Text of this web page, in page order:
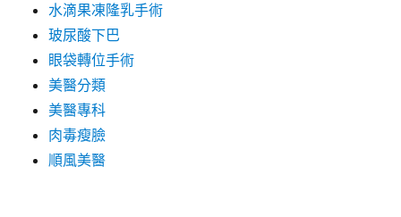
水滴果凍隆乳手術
玻尿酸下巴
眼袋轉位手術
美醫分類
美醫專科
肉毒瘦臉
順風美醫